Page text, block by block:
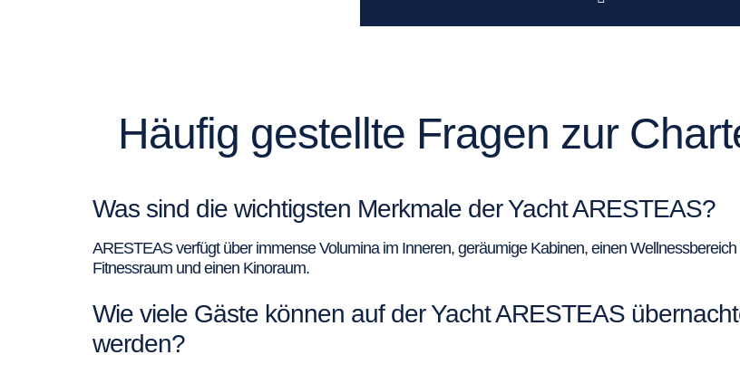
Häufig gestellte Fragen zur
Was sind die wichtigsten Merkmale der Yacht ARESTEAS?
ARESTEAS verfügt über immense Volumina im Inneren, geräumige Kabinen, einen
Fitnessraum und einen Kinoraum.
Wie viele Gäste können auf der Yacht ARESTEAS
werden?